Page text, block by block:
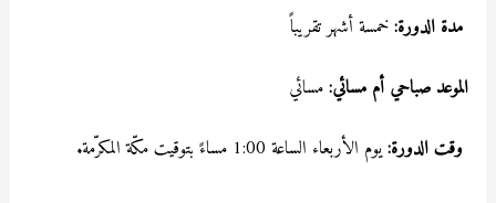
مدة الدورة:خمسة أشهر تقريباً
الموعد صباحي أم مسائي:مسائي
وقت الدورة:يوم الأربعاء الساعة 1:00 مساءً بتوقيت مكّة المكرّمة .